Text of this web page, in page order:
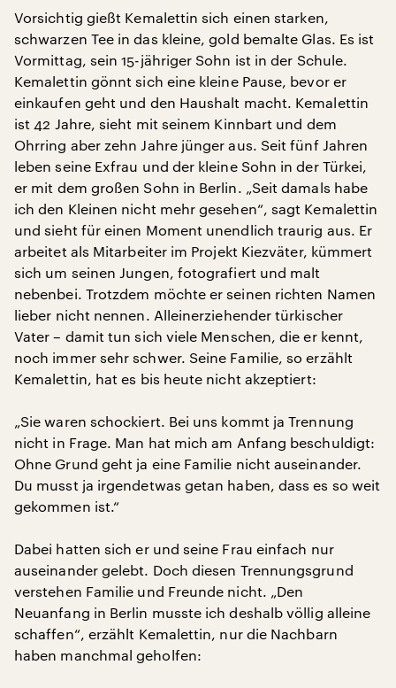
Vorsichtig gießt Kemalettin sich einen starken,
schwarzen Tee in das kleine, gold bemalte Glas. Es ist
Vormittag, sein 15-jähriger Sohn ist in der Schule.
Kemalettin gönnt sich eine kleine Pause, bevor er
einkaufen geht und den Haushalt macht. Kemalettin
ist 42 Jahre, sieht mit seinem Kinnbart und dem
Ohrring aber zehn Jahre jünger aus. Seit fünf Jahren
leben seine Exfrau und der kleine Sohn in der Türkei,
er mit dem großen Sohn in Berlin. „Seit damals habe
ich den Kleinen nicht mehr gesehen“, sagt Kemalettin
und sieht für einen Moment unendlich traurig aus. Er
arbeitet als Mitarbeiter im Projekt Kiezväter, kümmert
sich um seinen Jungen, fotografiert und malt
nebenbei. Trotzdem möchte er seinen richten Namen
lieber nicht nennen. Alleinerziehender türkischer
Vater – damit tun sich viele Menschen, die er kennt,
noch immer sehr schwer. Seine Familie, so erzählt
Kemalettin, hat es bis heute nicht akzeptiert:
„Sie waren schockiert. Bei uns kommt ja Trennung
nicht in Frage. Man hat mich am Anfang beschuldigt:
Ohne Grund geht ja eine Familie nicht auseinander.
Du musst ja irgendetwas getan haben, dass es so weit
gekommen ist.“
Dabei hatten sich er und seine Frau einfach nur
auseinander gelebt. Doch diesen Trennungsgrund
verstehen Familie und Freunde nicht. „Den
Neuanfang in Berlin musste ich deshalb völlig alleine
schaffen“, erzählt Kemalettin, nur die Nachbarn
haben manchmal geholfen: